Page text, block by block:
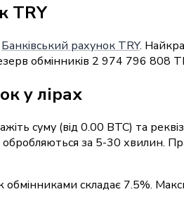
TRY
Банківський рахунок TRY.
обмінників 2 974 796 808
у лірах
суму (від 0.00 BTC) та
обробляються за 5-30 хвилин.
обмінниками складає 7.5%.